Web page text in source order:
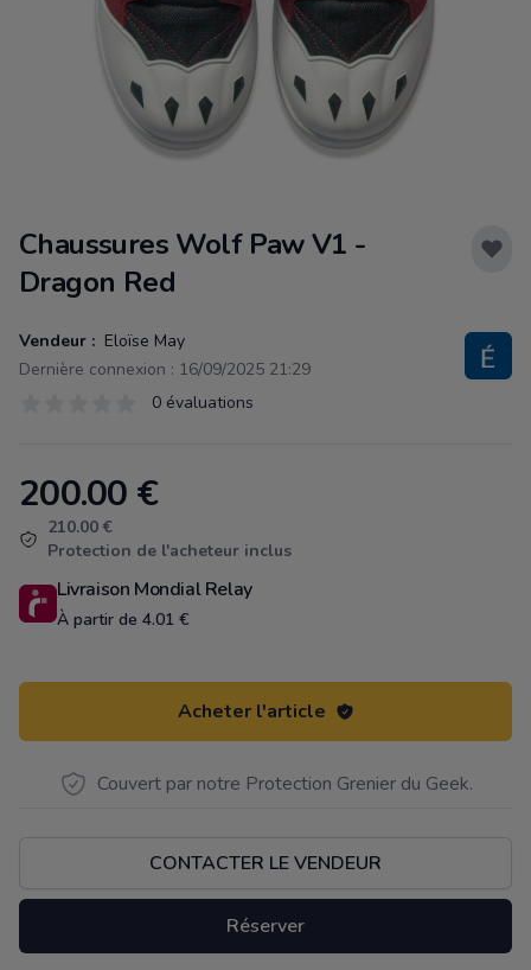
Chaussures Wolf Paw V1 -
Dragon Red
Vendeur : Eloïse May
Dernière connexion : 16/09/2025 21:29
0 évaluations
Product information
200.00 €
210.00 €
Protection de l'acheteur inclus
Livraison Mondial Relay
À partir de 4.01 €
Acheter l'article
Couvert par notre Protection Grenier du Geek.
CONTACTER LE VENDEUR
Réserver